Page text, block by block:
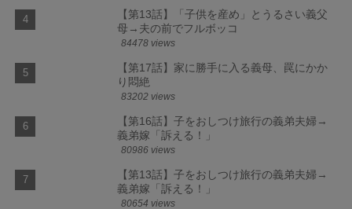
【第13話】「子供を産め」とうるさい義父
母→夫の前でフルボッコ
84478 views
【第17話】家に勝手に入る義母、罠にかか
り悶絶
83202 views
【第16話】子をおしつけ旅行の義弟夫婦→
義弟嫁「訴える！」
80986 views
【第13話】子をおしつけ旅行の義弟夫婦→
義弟嫁「訴える！」
80654 views